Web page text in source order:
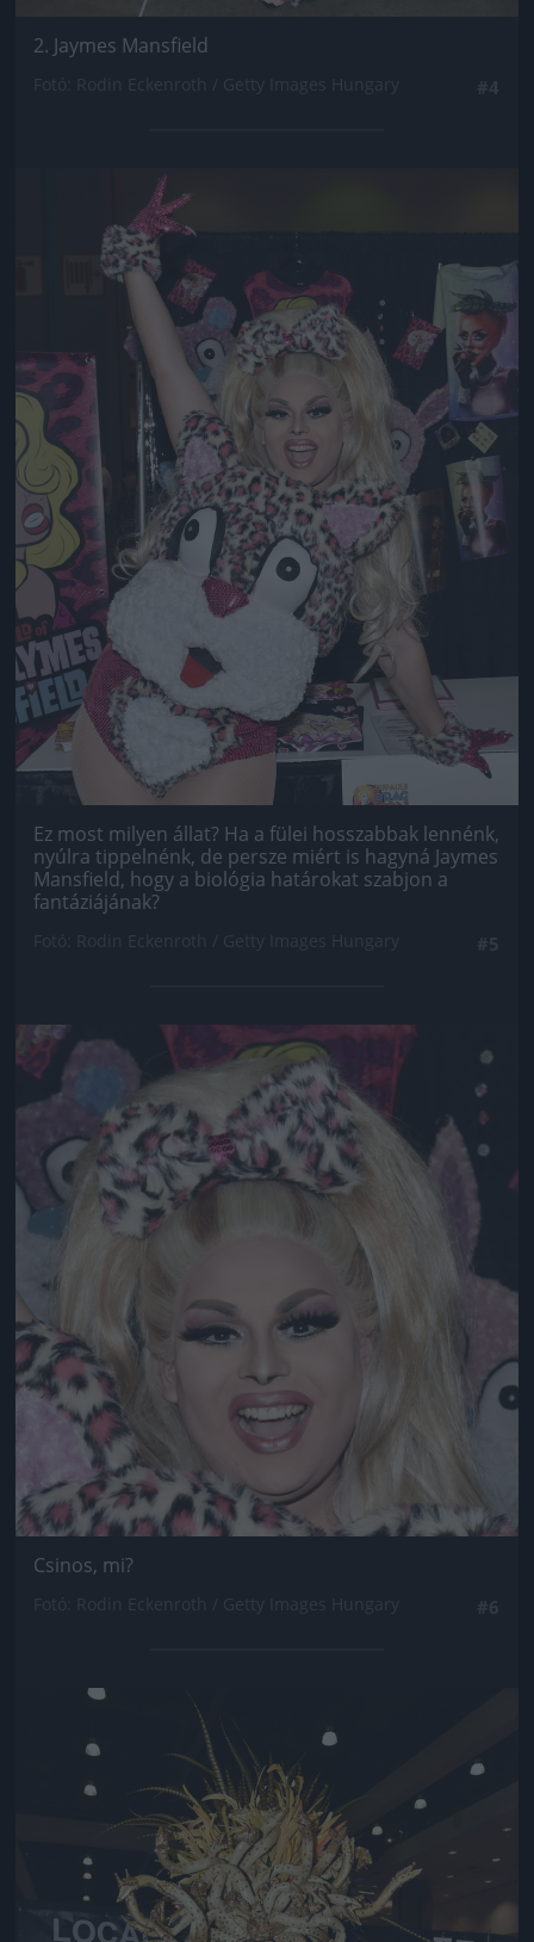
2. Jaymes Mansfield
Jön még kép!
Ez most milyen állat? Ha a fülei hosszabbak lennénk,
nyúlra tippelnénk, de persze miért is hagyná Jaymes
Mansfield, hogy a biológia határokat szabjon a
fantáziájának?
Jön még kép!
Csinos, mi?
Jön még kép!